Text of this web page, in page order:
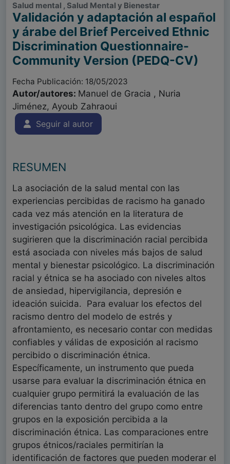
Salud mental , Salud Mental y Bienestar
Validación y adaptación al español
y árabe del Brief Perceived Ethnic
Discrimination Questionnaire-
Community Version (PEDQ-CV)
Fecha Publicación: 18/05/2023
Autor/autores: Manuel de Gracia , Nuria
Jiménez, Ayoub Zahraoui
Seguir al autor
RESUMEN
La asociación de la salud mental con las
experiencias percibidas de racismo ha ganado
cada vez más atención en la literatura de
investigación psicológica. Las evidencias
sugirieren que la discriminación racial percibida
está asociada con niveles más bajos de salud
mental y bienestar psicológico. La discriminación
racial y étnica se ha asociado con niveles altos
de ansiedad, hipervigilancia, depresión e
ideación suicida.
Para evaluar los efectos del
racismo dentro del modelo de estrés y
afrontamiento, es necesario contar con medidas
confiables y válidas de exposición al racismo
percibido o discriminación étnica.
Específicamente, un instrumento que pueda
usarse para evaluar la discriminación étnica en
cualquier grupo permitirá la evaluación de las
diferencias tanto dentro del grupo como entre
grupos en la exposición percibida a la
discriminación étnica. Las comparaciones entre
grupos étnicos/raciales permitirían la
identificación de factores que pueden moderar el